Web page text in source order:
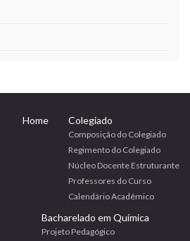
Home Colegiado
Composição do Colegiado
Regimento do Colegiado
Núcleo Docente Estruturante
Professores do Curso
Calendário Acadêmico
Bacharelado em Química
Projeto Pedagógico